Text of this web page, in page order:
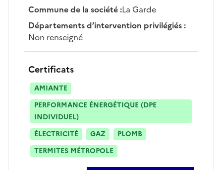
Commune de la société:La Garde
Départements d’intervention privilégiés:
Non renseigné
Certificats
AMIANTE
PERFORMANCE ÉNERGÉTIQUE (DPE
INDIVIDUEL)
ÉLECTRICITÉ
GAZ
PLOMB
TERMITES MÉTROPOLE